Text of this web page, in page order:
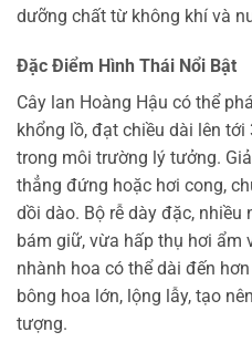
dưỡng chất từ không khí và
Đặc Điểm Hình Thái Nổi Bật
Cây lan Hoàng Hậu có thể
khổng lồ, đạt chiều dài lên
trong môi trường lý tưởng.
thẳng đứng hoặc hơi cong,
dồi dào. Bộ rễ dày đặc, nhiều
bám giữ, vừa hấp thụ hơi ẩm
nhành hoa có thể dài đến
bông hoa lớn, lộng lẫy, tạo
tượng.